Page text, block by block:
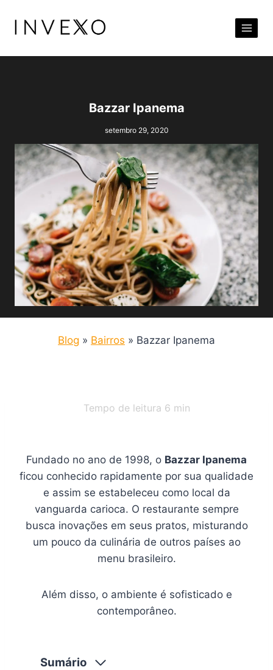
para
Conteúdo
Bazzar Ipanema
setembro 29, 2020
Blog » Bairros » Bazzar Ipanema
Tempo de leitura 6 min
Fundado no ano de 1998, o Bazzar Ipanema
ficou conhecido rapidamente por sua qualidade
e assim se estabeleceu como local da
vanguarda carioca. O restaurante sempre
busca inovações em seus pratos, misturando
um pouco da culinária de outros países ao
menu brasileiro.
Além disso, o ambiente é sofisticado e
contemporâneo.
Sumário